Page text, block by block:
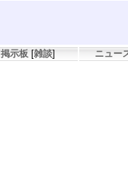
掲示板 [雑談] ニュー